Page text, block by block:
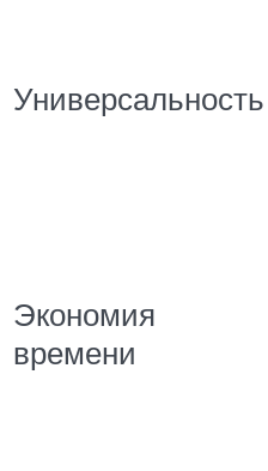
Универсальность
Экономия
времени